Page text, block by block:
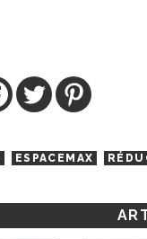
ESPACEMAX